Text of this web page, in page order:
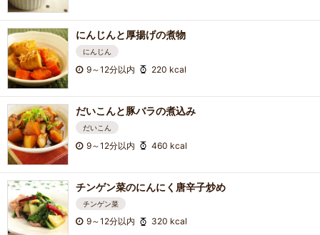
にんじんと厚揚げの煮物
にんじん
9～12分以内 220 kcal
だいこんと豚バラの煮込み
だいこん
9～12分以内 460 kcal
チンゲン菜のにんにく唐辛子炒め
チンゲン菜
9～12分以内 320 kcal